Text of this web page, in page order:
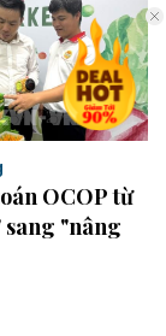
OCOP từ
sang "nâng